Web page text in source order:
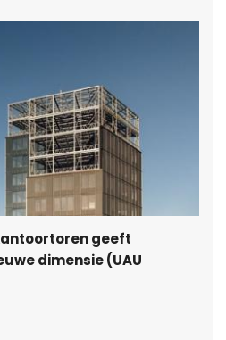
geeft
dimensie (UAU